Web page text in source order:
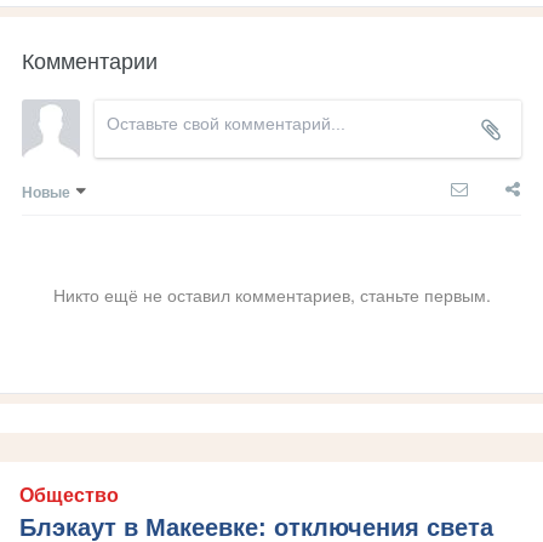
Комментарии
Новые
Никто ещё не оставил комментариев, станьте первым.
Общество
Блэкаут в Макеевке: отключения света